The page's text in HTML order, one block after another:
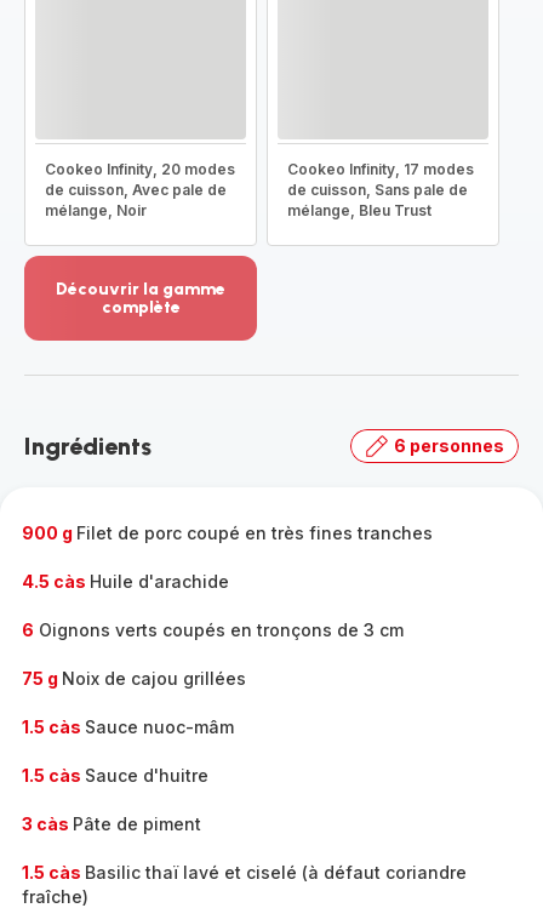
Cookeo Infinity, 20 modes
de cuisson, Avec pale de
mélange, Noir
Cookeo Infinity, 17 modes
de cuisson, Sans pale de
mélange, Bleu Trust
Découvrir la gamme
complète
-
gamme
Ingrédients 6 personnes
900 g Filet de porc coupé en très fines tranches
4.5 càs Huile d'arachide
6 Oignons verts coupés en tronçons de 3 cm
75 g Noix de cajou grillées
1.5 càs Sauce nuoc-mâm
1.5 càs Sauce d'huitre
3 càs Pâte de piment
1.5 càs Basilic thaï lavé et ciselé (à défaut coriandre
fraîche)